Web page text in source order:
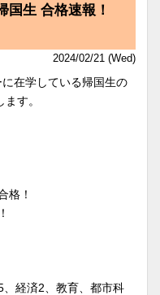
国生 合格速報！
2024/02/21 (Wed)
在学している帰国生の
す。
格！
経済2、教育、都市科